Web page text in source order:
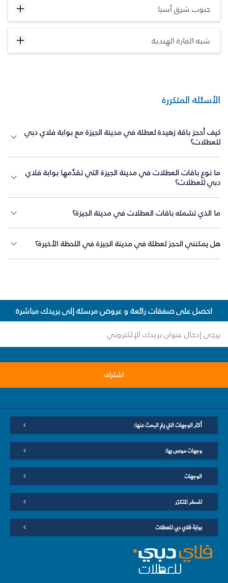
جنوب شرق آسيا
شبه القارة الهندية
الأسئلة المتكررة
كيف أحجز باقة زهيدة لعطلة في مدينة الجيزة مع بوابة فلاي دبي
للعطلات؟
ما نوع باقات العطلات في مدينة الجيزة التي تقدّمها بوابة فلاي
دبي للعطلات؟
ما الذي تشمله باقات العطلات في مدينة الجيزة؟
هل يمكنني الحجز لعطلة في مدينة الجيزة في اللحظة الأخيرة؟
احصل على صفقات رائعة و عروض مرسلة إلى بريدك مباشرة
اشترك
أكثر الوجهات التي يتم البحث عنها:
وجهات موصى بها:
الوجهات
للسفر المتكرّر
بوابة فلاي دبي للعطلات